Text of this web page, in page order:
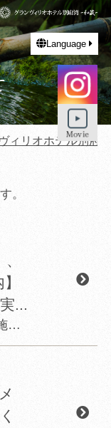
Language
ィリオホテル別府
。
...
大浴場 循環配管の薬品洗浄実施に伴う営業時間変更のご案内 平素より格別のご愛顧を賜り、誠にありがとうございます。 このたび、下記日程におきまして、大浴場（内湯・露天風呂）の循環配管薬品洗浄を実...